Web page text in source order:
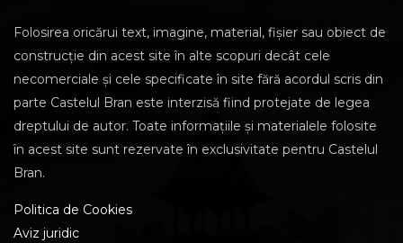
Folosirea oricărui text, imagine, material, fișier sau obiect de
construcție din acest site în alte scopuri decât cele
necomerciale și cele specificate în site fără acordul scris din
parte Castelul Bran este interzisă fiind protejate de legea
dreptului de autor. Toate informațiile și materialele folosite
în acest site sunt rezervate în exclusivitate pentru Castelul
Bran.
Politica de Cookies
Aviz juridic